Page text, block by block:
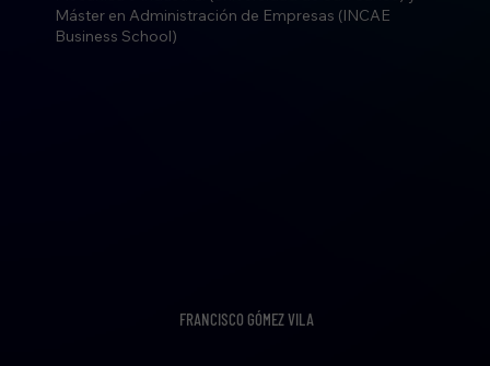
Máster en Administración de Empresas (INCAE
Business School)
FRANCISCO GÓMEZ VILA